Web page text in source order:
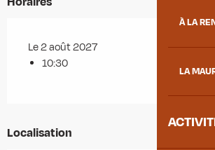
À LA
LA
Le 2 août 2027
10:30
Localisation